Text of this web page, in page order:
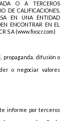
O A TERCEROS
DE CALIFICACIONES,
EN UNA ENTIDAD
ENCONTRAR EN EL
S.A (www.fixscr.com)
difusión o
o negociar valores
informe por terceros